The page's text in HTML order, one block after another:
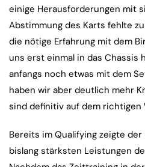
einige Herausforderungen mit
Abstimmung des Karts fehlte
die nötige Erfahrung mit dem
uns erst einmal in das Chassis
anfangs noch etwas mit dem
haben wir aber deutlich mehr
sind definitiv auf dem richtigen
Bereits im Qualifying zeigte
bislang stärksten Leistungen